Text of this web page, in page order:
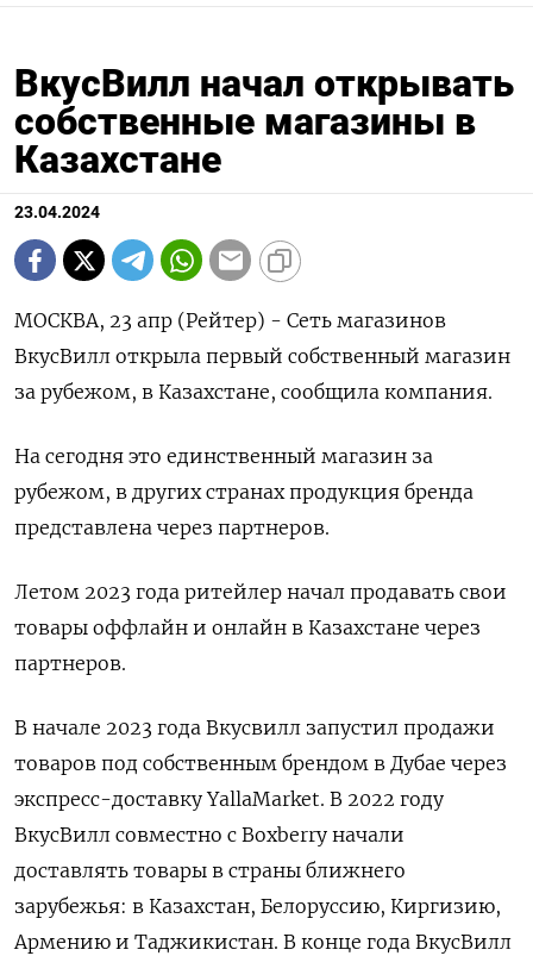
ВкусВилл начал открывать
собственные магазины в
Казахстане
23.04.2024
МОСКВА, 23 апр (Рейтер) - Сеть магазинов
ВкусВилл открыла первый собственный магазин
за рубежом, в Казахстане, сообщила компания.
На сегодня это единственный магазин за
рубежом, в других странах продукция бренда
представлена через партнеров.
Летом 2023 года ритейлер начал продавать свои
товары оффлайн и онлайн в Казахстане через
партнеров.
В начале 2023 года Вкусвилл запустил продажи
товаров под собственным брендом в Дубае через
экспресс-доставку YallaMarket. В 2022 году
ВкусВилл совместно с Boxberry начали
доставлять товары в страны ближнего
зарубежья: в Казахстан, Белоруссию, Киргизию,
Армению и Таджикистан. В конце года ВкусВилл